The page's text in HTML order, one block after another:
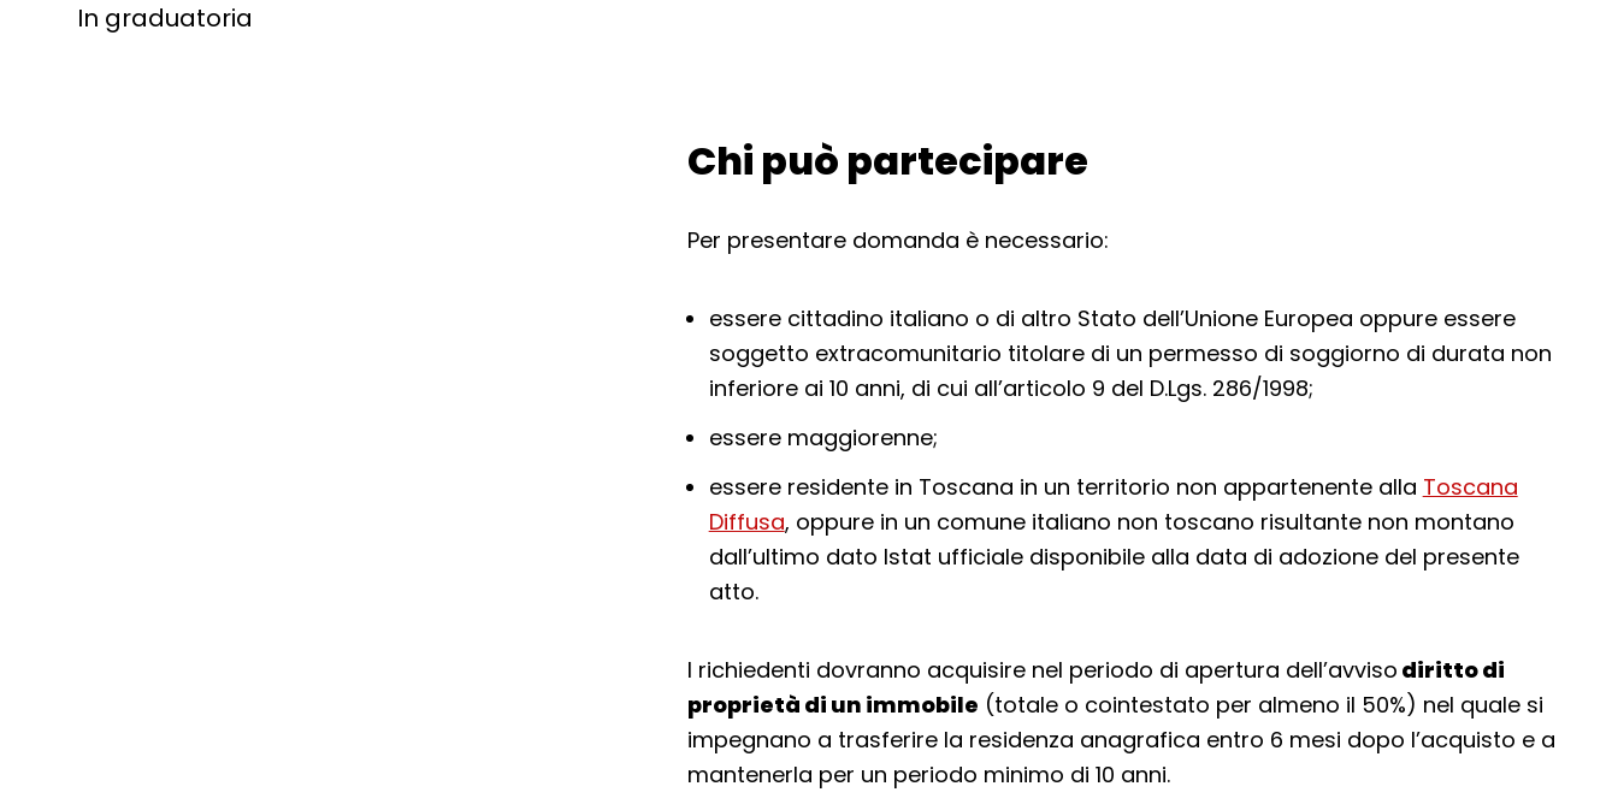
In graduatoria
Chi può partecipare
Per presentare domanda è necessario:
essere cittadino italiano o di altro Stato dell’Unione Europea oppure essere
soggetto extracomunitario titolare di un permesso di soggiorno di durata non
inferiore ai 10 anni, di cui all’articolo 9 del D.Lgs. 286/1998;
essere maggiorenne;
essere residente in Toscana in un territorio non appartenente alla Toscana
Diffusa, oppure in un comune italiano non toscano risultante non montano
dall’ultimo dato Istat ufficiale disponibile alla data di adozione del presente
atto.
I richiedenti dovranno acquisire nel periodo di apertura dell’avviso diritto di
proprietà di un immobile (totale o cointestato per almeno il 50%) nel quale si
impegnano a trasferire la residenza anagrafica entro 6 mesi dopo l’acquisto e a
mantenerla per un periodo minimo di 10 anni.
Torna alla navigazione